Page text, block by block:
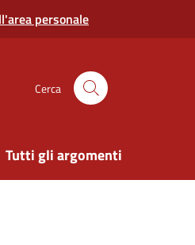
personale
Cerca
Tutti gli argomenti